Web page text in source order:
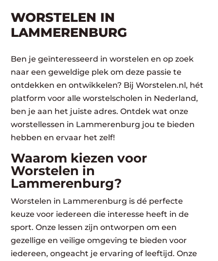
WORSTELEN​ IN
LAMMERENBURG
Ben je geïnteresseerd in worstelen en op zoek
naar een geweldige plek om deze passie te
ontdekken en ontwikkelen? Bij Worstelen.nl, hét
platform voor alle worstelscholen in Nederland,
ben je aan het juiste adres. Ontdek wat onze
worstellessen in Lammerenburg jou te bieden
hebben en ervaar het zelf!
Waarom kiezen voor
Worstelen in
Lammerenburg?
Worstelen in Lammerenburg is dé perfecte
keuze voor iedereen die interesse heeft in de
sport. Onze lessen zijn ontworpen om een
gezellige en veilige omgeving te bieden voor
iedereen, ongeacht je ervaring of leeftijd. Onze